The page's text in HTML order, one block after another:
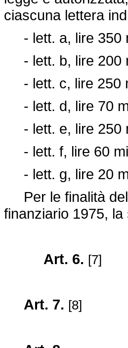
ciascuna lettera
- lett. a, lire 350
- lett. b, lire 200
- lett. c, lire 250
- lett. d, lire 70
- lett. e, lire 250
- lett. f, lire 60
- lett. g, lire 20
Per le finalità
finanziario 1975,
Art. 6. [7]
Art. 7. [8]